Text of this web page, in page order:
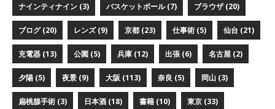
ナインティナイン (3) バスケットボール (7) ブラウザ (20)
ブログ (20) レンズ (9) 京都 (23) 仕事術 (5) 仙台 (21)
充電器 (13) 公園 (5) 兵庫 (12) 出張 (6) 名古屋 (2)
夕陽 (5) 夜景 (9) 大阪 (113) 奈良 (5) 岡山 (3)
扁桃腺手術 (3) 日本酒 (18) 書籍 (10) 東京 (33)